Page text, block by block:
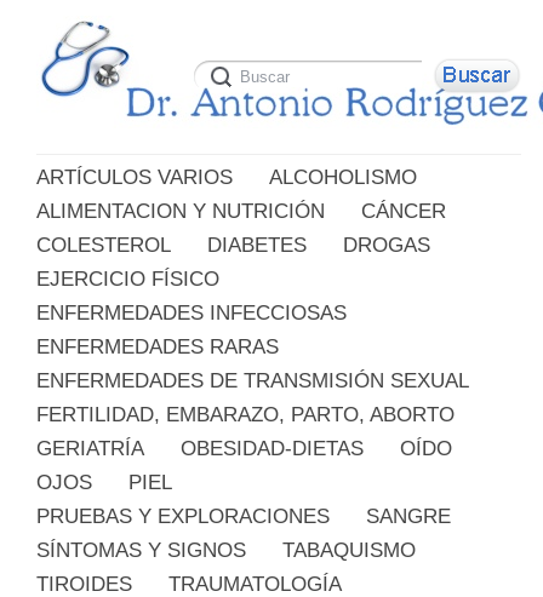
ARTÍCULOS VARIOS
ALCOHOLISMO
ALIMENTACION Y NUTRICIÓN
CÁNCER
COLESTEROL
DIABETES
DROGAS
EJERCICIO FÍSICO
ENFERMEDADES INFECCIOSAS
ENFERMEDADES RARAS
ENFERMEDADES DE TRANSMISIÓN SEXUAL
FERTILIDAD, EMBARAZO, PARTO, ABORTO
GERIATRÍA
OBESIDAD-DIETAS
OÍDO
OJOS
PIEL
PRUEBAS Y EXPLORACIONES
SANGRE
SÍNTOMAS Y SIGNOS
TABAQUISMO
TIROIDES
TRAUMATOLOGÍA